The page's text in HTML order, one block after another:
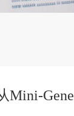
Mini-Gene